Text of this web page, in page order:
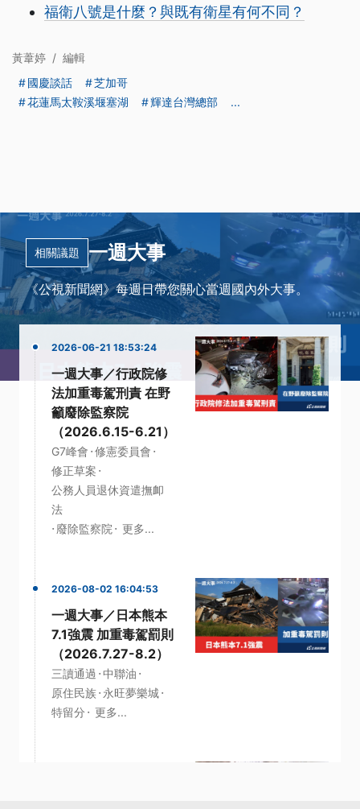
福衛八號是什麼？與既有衛星有何不同？
黃葦婷 / 編輯
國慶談話
芝加哥
花蓮馬太鞍溪堰塞湖
輝達台灣總部 ...
相關議題 一週大事
《公視新聞網》每週日帶您關心當週國內外大事。
2026-06-21 18:53:24
一週大事／行政院修
法加重毒駕刑責 在野
籲廢除監察院
（2026.6.15-6.21）
G7峰會 ·修憲委員會 ·
修正草案 ·
公務人員退休資遣撫卹
法
· 廢除監察院 · 更多...
2026-08-02 16:04:53
一週大事／日本熊本
7.1強震 加重毒駕罰則
（2026.7.27-8.2）
三讀通過 ·中聯油 ·
原住民族· 永旺夢樂城·
特留分 · 更多...